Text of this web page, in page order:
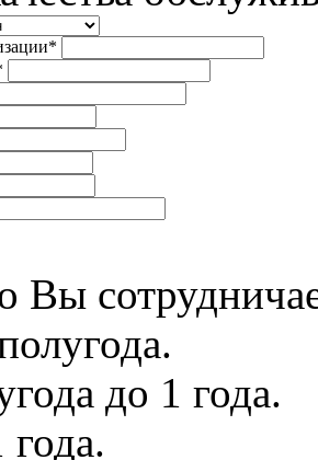
*
Вы
до 1 года.
года.